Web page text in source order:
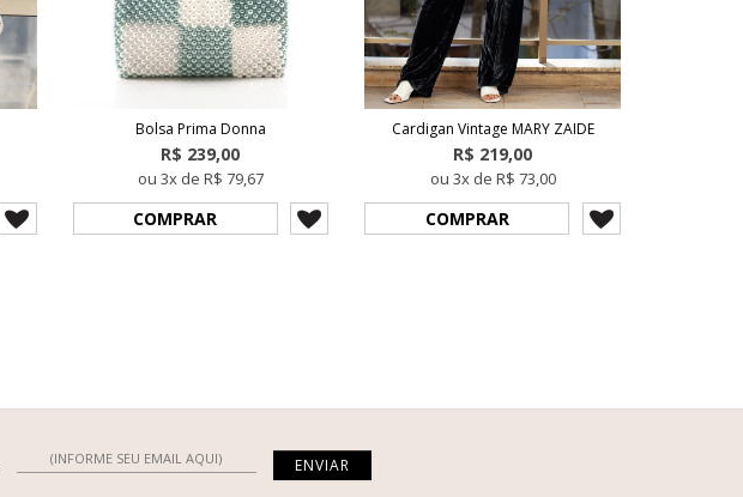
Bolsa Prima Donna
R$ 239,00
ou 3x de R$ 79,67
COMPRAR
Cardigan Vintage MARY ZAIDE
R$ 219,00
ou 3x de R$ 73,00
COMPRAR